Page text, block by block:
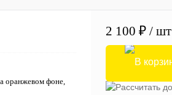
оранжевом фоне,
2 100 ₽ / шт